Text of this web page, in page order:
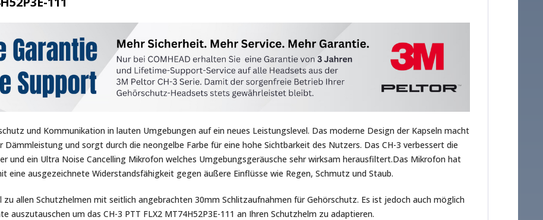
und Kommunikation in lauten Umgebungen auf ein neues Leistungslevel. Das moderne Design der Kapseln macht
und sorgt durch die neongelbe Farbe für eine hohe Sichtbarkeit des Nutzers. Das CH-3 verbessert die
und ein Ultra Noise Cancelling Mikrofon welches Umgebungsgeräusche sehr wirksam herausfiltert.Das Mikrofon hat
eine ausgezeichnete Widerstandsfähigkeit gegen äußere Einflüsse wie Regen, Schmutz und Staub.
allen Schutzhelmen mit seitlich angebrachten 30mm Schlitzaufnahmen für Gehörschutz. Es ist jedoch auch möglich
auszutauschen um das CH-3 PTT FLX2 MT74H52P3E-111 an Ihren Schutzhelm zu adaptieren.